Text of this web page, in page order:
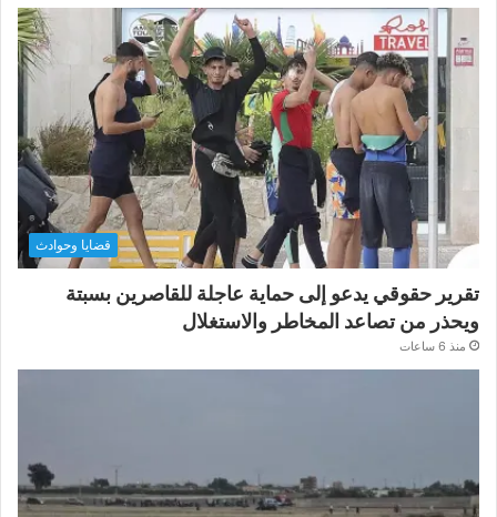
قضايا وحوادث
تقرير حقوقي يدعو إلى حماية عاجلة للقاصرين بسبتة
ويحذر من تصاعد المخاطر والاستغلال
منذ 6 ساعات